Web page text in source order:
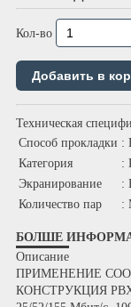
Кол-во
Техническая
Способ прокладки :
Категория
:
Экранирование
:
Количество пар
:
БОЛШЕ
Описание
ПРИМЕНЕНИЕ
КОНСТРУКЦИЯ PBX,